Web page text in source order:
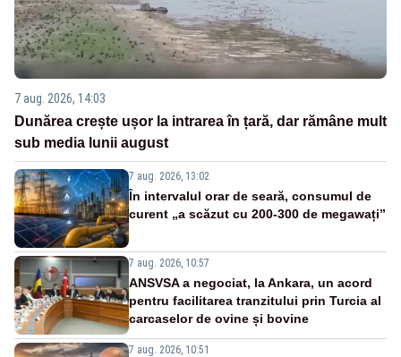
7 aug. 2026, 14:03
Dunărea crește ușor la intrarea în țară, dar rămâne mult
sub media lunii august
7 aug. 2026, 13:02
În intervalul orar de seară, consumul de
curent „a scăzut cu 200-300 de megawați”
7 aug. 2026, 10:57
ANSVSA a negociat, la Ankara, un acord
pentru facilitarea tranzitului prin Turcia al
carcaselor de ovine și bovine
7 aug. 2026, 10:51